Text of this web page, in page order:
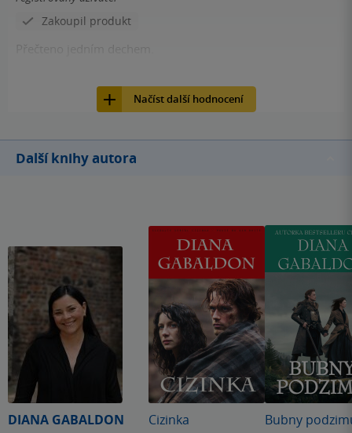
Zakoupil produkt
Přečteno jedním dechem.
Načíst další hodnocení
Další knihy autora
DIANA GABALDON Cizinka Bubny